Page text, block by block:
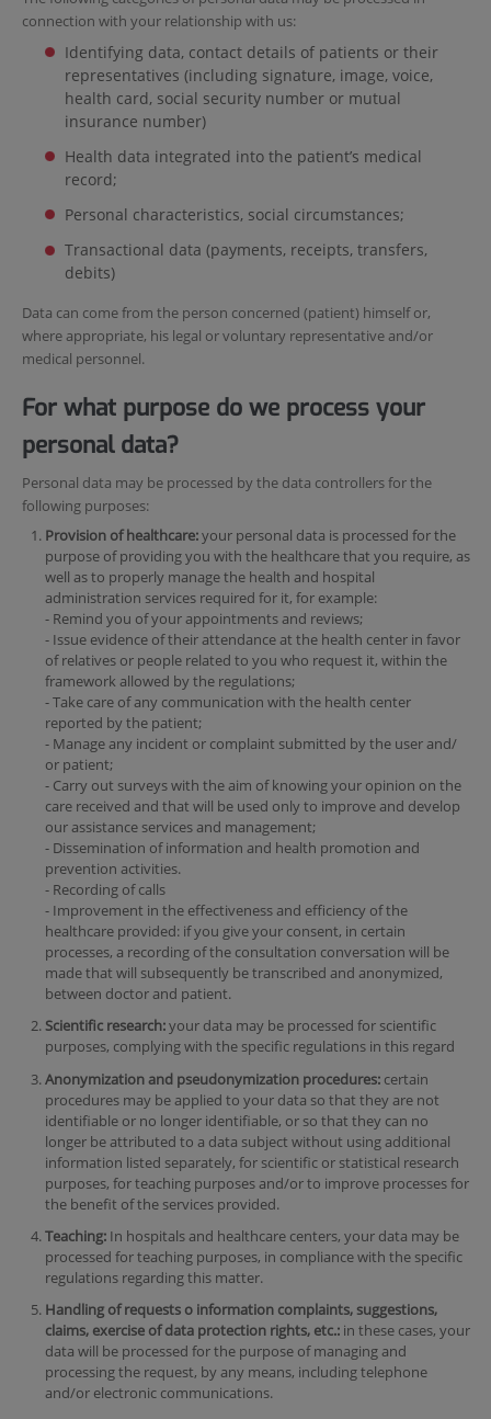
connection with your relationship with us:
Identifying data, contact details of patients or their
representatives (including signature, image, voice,
health card, social security number or mutual
insurance number)
Health data integrated into the patient’s medical
record;
Personal characteristics, social circumstances;
Transactional data (payments, receipts, transfers,
debits)
Data can come from the person concerned (patient) himself or,
where appropriate, his legal or voluntary representative and/or
medical personnel.
For what purpose do we process your
personal data?
Personal data may be processed by the data controllers for the
following purposes:
Provision of healthcare:your personal data is processed for the
purpose of providing you with the healthcare that you require, as
well as to properly manage the health and hospital
administration services required for it, for example:
- Remind you of your appointments and reviews;
- Issue evidence of their attendance at the health center in favor
of relatives or people related to you who request it, within the
framework allowed by the regulations;
- Take care of any communication with the health center
reported by the patient;
- Manage any incident or complaint submitted by the user and/
or patient;
- Carry out surveys with the aim of knowing your opinion on the
care received and that will be used only to improve and develop
our assistance services and management;
- Dissemination of information and health promotion and
prevention activities.
- Recording of calls
- Improvement in the effectiveness and efficiency of the
healthcare provided: if you give your consent, in certain
processes, a recording of the consultation conversation will be
made that will subsequently be transcribed and anonymized,
between doctor and patient.
Scientific research:your data may be processed for scientific
purposes, complying with the specific regulations in this regard
Anonymization and pseudonymization procedures:certain
procedures may be applied to your data so that they are not
identifiable or no longer identifiable, or so that they can no
longer be attributed to a data subject without using additional
information listed separately, for scientific or statistical research
purposes, for teaching purposes and/or to improve processes for
the benefit of the services provided.
Teaching:In hospitals and healthcare centers, your data may be
processed for teaching purposes, in compliance with the specific
regulations regarding this matter.
Handling of requests o information complaints, suggestions,
claims, exercise of data protection rights, etc.:in these cases, your
data will be processed for the purpose of managing and
processing the request, by any means, including telephone
and/or electronic communications.